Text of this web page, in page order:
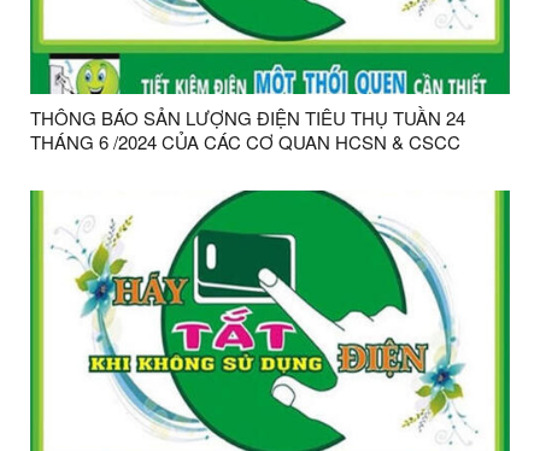
THÔNG BÁO SẢN LƯỢNG ĐIỆN TIÊU THỤ TUẦN 24
THÁNG 6 /2024 CỦA CÁC CƠ QUAN HCSN & CSCC